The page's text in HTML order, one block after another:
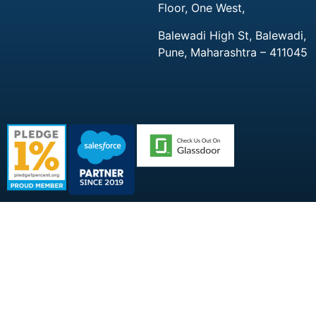
Floor, One West,
Balewadi High St, Balewadi,
Pune, Maharashtra – 411045